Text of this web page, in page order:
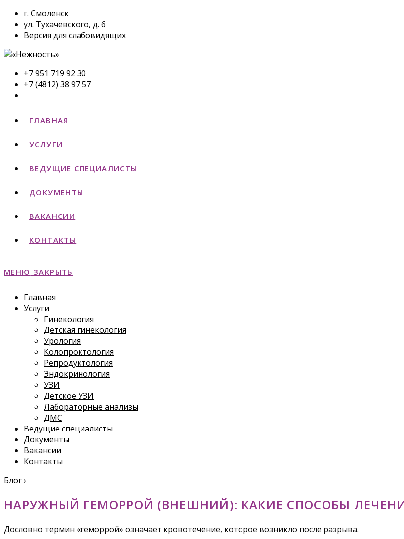
г. Смоленск
ул. Тухачевского, д. 6
Версия для слабовидящих
+7 951 719 92 30
+7 (4812) 38 97 57
ГЛАВНАЯ
УСЛУГИ
ВЕДУЩИЕ СПЕЦИАЛИСТЫ
ДОКУМЕНТЫ
ВАКАНСИИ
КОНТАКТЫ
МЕНЮ ЗАКРЫТЬ
Главная
Услуги
Гинекология
Детская гинекология
Урология
Колопроктология
Репродуктология
Эндокринология
УЗИ
Детское УЗИ
Лабораторные анализы
ДМС
Ведущие специалисты
Документы
Вакансии
Контакты
Блог›
НАРУЖНЫЙ ГЕМОРРОЙ (ВНЕШНИЙ): КАКИЕ СПОСОБЫ
Дословно термин «геморрой» означает кровотечение, которое возникло после разрыва.